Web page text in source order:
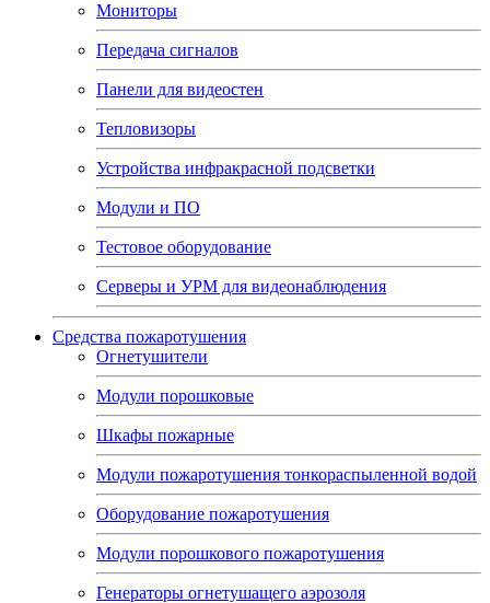
Мониторы
Передача сигналов
Панели для видеостен
Тепловизоры
Устройства инфракрасной подсветки
Модули и ПО
Тестовое оборудование
Серверы и УРМ для видеонаблюдения
Средства пожаротушения
Огнетушители
Модули порошковые
Шкафы пожарные
Модули пожаротушения тонкораспыленной водой
Оборудование пожаротушения
Модули порошкового пожаротушения
Генераторы огнетушащего аэрозоля